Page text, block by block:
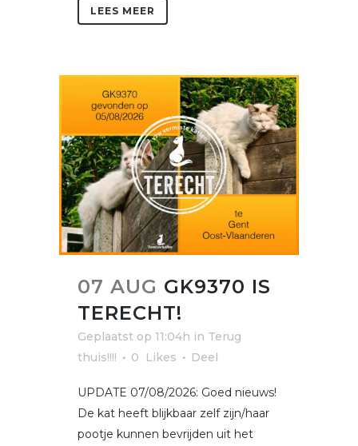
LEES MEER
07 AUG GK9370 IS
TERECHT!
Geplaatst op 11:04h in Terug
thuis!!!!
0 Likes Deel
UPDATE 07/08/2026: Goed nieuws!
De kat heeft blijkbaar zelf zijn/haar
pootje kunnen bevrijden uit het